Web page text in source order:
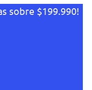
sobre $199.990!